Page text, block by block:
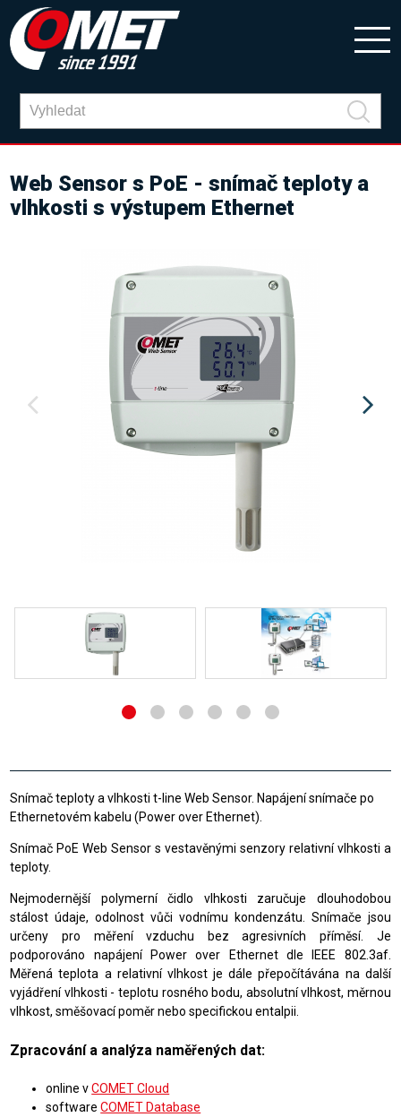
Web Sensor s PoE - snímač teploty a
vlhkosti s výstupem Ethernet
Snímač teploty a vlhkosti t-line Web Sensor. Napájení snímače po
Ethernetovém kabelu (Power over Ethernet).
Snímač PoE Web Sensor s vestavěnými senzory relativní vlhkosti a
teploty.
Nejmodernější polymerní čidlo vlhkosti zaručuje dlouhodobou
stálost údaje, odolnost vůči vodnímu kondenzátu. Snímače jsou
určeny pro měření vzduchu bez agresivních příměsí. Je
podporováno napájení Power over Ethernet dle IEEE 802.3af.
Měřená teplota a relativní vlhkost je dále přepočítávána na další
vyjádření vlhkosti - teplotu rosného bodu, absolutní vlhkost, měrnou
vlhkost, směšovací poměr nebo specifickou entalpii.
Zpracování a analýza naměřených dat:
online vCOMET Cloud
softwareCOMET Database